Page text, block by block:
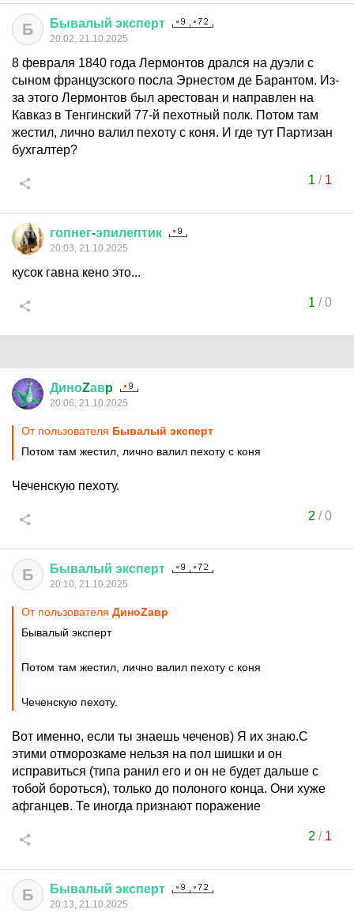
Б Бывалый эксперт
20:02, 21.10.2025
8 февраля 1840 года Лермонтов дрался на дуэли с
сыном французского посла Эрнестом де Барантом. Из-
за этого Лермонтов был арестован и направлен на
Кавказ в Тенгинский 77-й пехотный полк. Потом там
жестил, лично валил пехоту с коня. И где тут Партизан
бухгалтер?
1 / 1
гопнег-эпилептик
20:03, 21.10.2025
кусок гавна кено это...
1 /0
ДиноZавp
20:06, 21.10.2025
От пользователя Бывалый эксперт
Потом там жестил, лично валил пехоту с коня
Чеченскую пехоту.
2 /0
Б Бывалый эксперт
20:10, 21.10.2025
От пользователя ДиноZавp
Бывалый эксперт
Потом там жестил, лично валил пехоту с коня
Чеченскую пехоту.
Вот именно, если ты знаешь чеченов) Я их знаю.С
этими отморозкаме нельзя на пол шишки и он
исправиться (типа ранил его и он не будет дальше с
тобой бороться), только до полоного конца. Они хуже
афганцев. Те иногда признают поражение
2 / 1
Б Бывалый эксперт
20:13, 21.10.2025